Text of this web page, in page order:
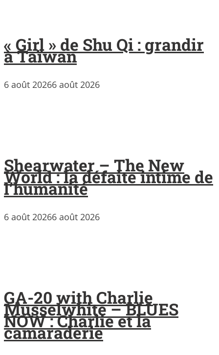
« Girl » de Shu Qi : grandir
à Taïwan
6 août 20266 août 2026
Shearwater – The New
World : la défaite intime de
l’humanité
6 août 20266 août 2026
GA-20 with Charlie
Musselwhite – BLUES
NOW : Charlie et la
camaraderie